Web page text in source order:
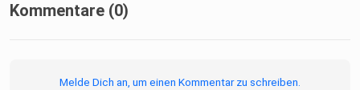
Kommentare (0)
Melde Dich an, um einen Kommentar zu schreiben.